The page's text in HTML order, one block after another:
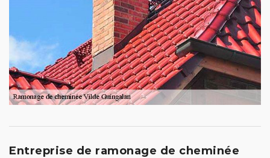
Entreprise de ramonage de cheminée